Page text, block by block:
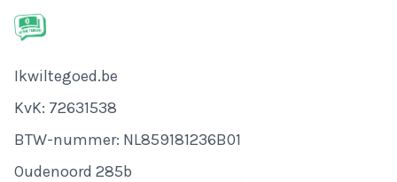
Bedrijfsnaam
Ikwiltegoed.be
KvK-nummer
KvK: 72631538
Btw-nummer
BTW-nummer: NL859181236B01
Adres
Oudenoord 285b